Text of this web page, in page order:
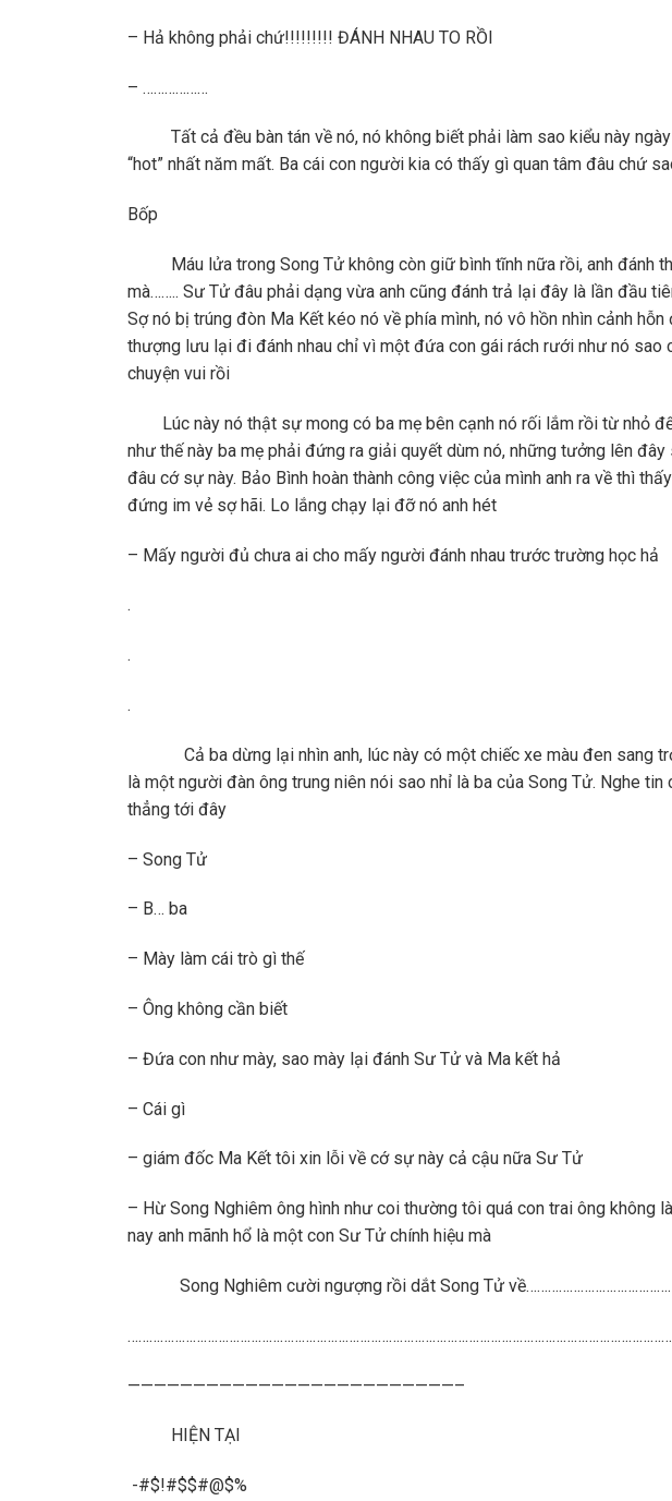
– Hả không phải chứ!!!!!!!!! ĐÁNH NHAU TO RỒI
– ………………
Tất cả đều bàn tán về nó, nó không biết phải làm sao kiểu này ngày
“hot” nhất năm mất. Ba cái con người kia có thấy gì quan tâm đâu chứ
Bốp
Máu lửa trong Song Tử không còn giữ bình tĩnh nữa rồi, anh đánh
mà…….. Sư Tử đâu phải dạng vừa anh cũng đánh trả lại đây là lần đầu
Sợ nó bị trúng đòn Ma Kết kéo nó về phía mình, nó vô hồn nhìn cảnh
thượng lưu lại đi đánh nhau chỉ vì một đứa con gái rách rưới như nó sao
chuyện vui rồi
Lúc này nó thật sự mong có ba mẹ bên cạnh nó rối lắm rồi từ nhỏ
như thế này ba mẹ phải đứng ra giải quyết dùm nó, những tưởng lên
đâu cớ sự này. Bảo Bình hoàn thành công việc của mình anh ra về thì
đứng im vẻ sợ hãi. Lo lắng chạy lại đỡ nó anh hét
– Mấy người đủ chưa ai cho mấy người đánh nhau trước trường học hả
.
.
.
Cả ba dừng lại nhìn anh, lúc này có một chiếc xe màu đen sang
là một người đàn ông trung niên nói sao nhỉ là ba của Song Tử. Nghe
thẳng tới đây
– Song Tử
– B… ba
– Mày làm cái trò gì thế
– Ông không cần biết
– Đứa con như mày, sao mày lại đánh Sư Tử và Ma kết hả
– Cái gì
– giám đốc Ma Kết tôi xin lỗi về cớ sự này cả cậu nữa Sư Tử
– Hừ Song Nghiêm ông hình như coi thường tôi quá con trai ông không
nay anh mãnh hổ là một con Sư Tử chính hiệu mà
Song Nghiêm cười ngượng rồi dắt Song Tử
—————————————————————————–
HIỆN TẠI
-#$!#$$#@$%